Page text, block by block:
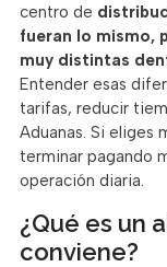
centro de
fueran lo mismo,
muy distintas
Entender esas
tarifas, reducir
Aduanas. Si eliges
terminar pagando
operación diaria.
¿Qué es un
conviene?